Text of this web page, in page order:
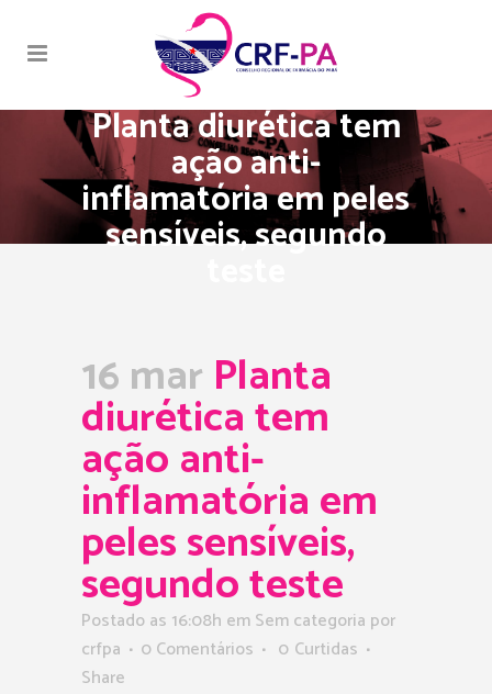
Planta diurética tem
ação anti-
inflamatória em peles
sensíveis, segundo
16 marPlanta
diurética tem
ação anti-
inflamatória em
peles sensíveis,
segundo teste
Postado as 16:08h em Sem categoria por
crfpa
0 Comentários 0 Curtidas
Share